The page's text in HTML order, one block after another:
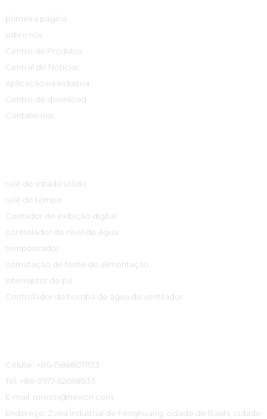
primeira página
sobre nós
Centro de Produtos
Central de Notícias
Aplicação na indústria
Centro de download
Contate-nos
relé de estado sólido
relé de tempo
Contador de exibição digital
controlador de nível de água
temporizador
comutação de fonte de alimentação
Interruptor de pé
Controlador da bomba de água do ventilador
Celular: +86-15868071133
Tel: +86-0577-62698933
E-mail: mnxcn@mnxcn.com
Endereço: Zona Industrial de Fenghuang, cidade de Baishi, cidade